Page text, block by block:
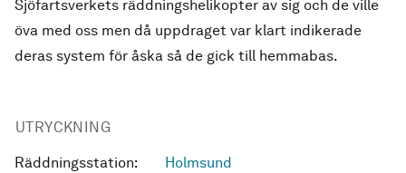
Sjöfartsverkets räddningshelikopter av sig och de ville
öva med oss men då uppdraget var klart indikerade
deras system för åska så de gick till hemmabas.
UTRYCKNING
Räddningsstation: Holmsund